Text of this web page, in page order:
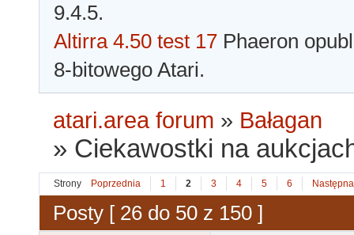
9.4.5.
Altirra 4.50 test 17 Phaeron
8-bitowego Atari.
atari.area forum » Bałagan
» Ciekawostki na
Strony Poprzednia 1 2 3 4 5 6 Następna
Posty [ 26 do 50 z 150 ]